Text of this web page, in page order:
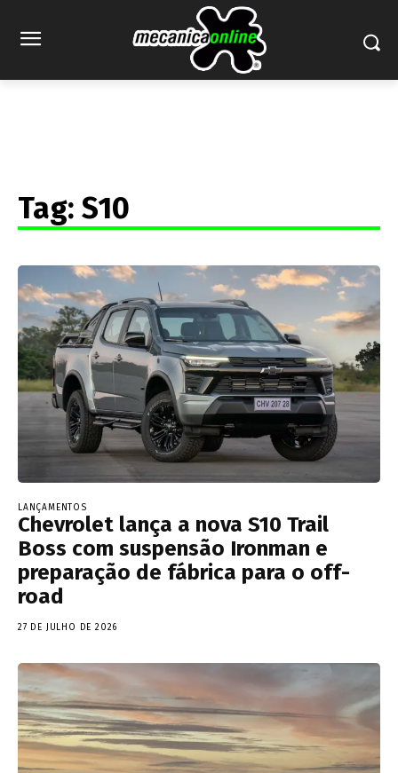
Tag: S10
LANÇAMENTOS
Chevrolet lança a nova S10 Trail
Boss com suspensão Ironman e
preparação de fábrica para o off-
road
27 DE JULHO DE 2026